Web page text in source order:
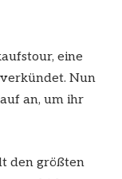
eine
Nun
an, um ihr
den größten